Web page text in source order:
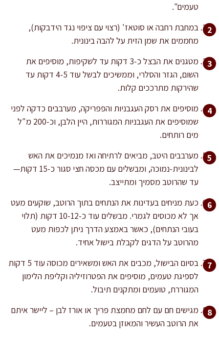
טעמים".
במחבת רחבה או סוטאז' (רצוי עם ציפוי נגד הידבקות),
מחממים את שמן הזית על להבה בינונית.
מטגנים את הבצל כ-3 דקות עד לשקיפות, מוסיפים את
השום, הגזר והסלרי, וממשיכים לבשל עוד 4-5 דקות עד
שהירקות מתרככים קלות.
מוסיפים את רסק העגבניות והפפריקה, מערבבים כדקה לפני
שמוסיפים את העגבניות המגוררות, היין הלבן, וכ-200 מ"ל
מים רותחים.
מערבבים היטב, מביאים לרתיחה ואז מנמיכים את האש
לבינונית-נמוכה, ומבשלים עם מכסה חצי סגור כ-15 דקות—
עד שהרוטב מסמיך ומתייצב.
כעת מניחים בעדינות את הנתחים בתוך הרוטב, שוקעים מעט
אך לא מכוסים לגמרי. מבשלים עוד כ-10-12 דקות (תלוי
בעובי הנתחים), כאשר באמצע הדרך ניתן לכפות מעט
מהרוטב על הדגים לקבלת בישול אחיד.
בסיום הבישול, מכבים את האש ומשאירים מכוסה עוד 5 דקות
לספיגת טעמים, מוסיפים את הפטרוזיליה וקליפת הלימון
המגוררת, טועמים ומתקנים תיבול.
מגישים חם עם לחם מחמצת פריך או אורז לבן – ליישר איתם
את הרוטב העשיר והמאוזן בטעמים.